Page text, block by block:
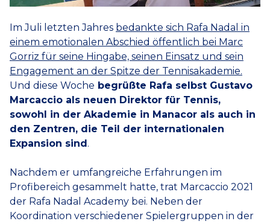
Im Juli letzten Jahres bedankte sich Rafa Nadal in
einem emotionalen Abschied öffentlich bei Marc
Gorriz für seine Hingabe, seinen Einsatz und sein
Engagement an der Spitze der Tennisakademie.
Und diese Woche begrüßte Rafa selbst Gustavo
Marcaccio als neuen Direktor für Tennis,
sowohl in der Akademie in Manacor als auch in
den Zentren, die Teil der internationalen
Expansion sind .
Nachdem er umfangreiche Erfahrungen im
Profibereich gesammelt hatte, trat Marcaccio 2021
der Rafa Nadal Academy bei. Neben der
Koordination verschiedener Spielergruppen in der